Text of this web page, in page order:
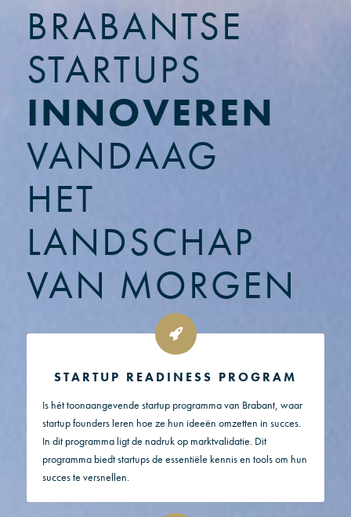
BRABANTSE
STARTUPS
INNOVEREN
VANDAAG
HET
LANDSCHAP
VAN MORGEN
STARTUP READINESS PROGRAM
Is hét toonaangevende startup programma van Brabant, waar
startup founders leren hoe ze hun ideeën omzetten in succes.
In dit programma ligt de nadruk op marktvalidatie. Dit
programma biedt startups de essentiële kennis en tools om hun
succes te versnellen.